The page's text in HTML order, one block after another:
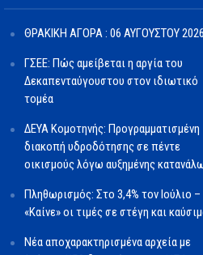
ΘΡΑΚΙΚΗ ΑΓΟΡΑ : 06 ΑΥΓΟΥΣΤΟΥ 2026
ΓΣΕΕ: Πώς αμείβεται η αργία του
Δεκαπενταύγουστου στον ιδιωτικό
τομέα
ΔΕΥΑ Κομοτηνής: Προγραμματισμένη
διακοπή υδροδότησης σε πέντε
οικισμούς λόγω αυξημένης
Πληθωρισμός: Στο 3,4% τον Ιούλιο –
«Καίνε» οι τιμές σε στέγη και
Νέα αποχαρακτηρισμένα αρχεία με